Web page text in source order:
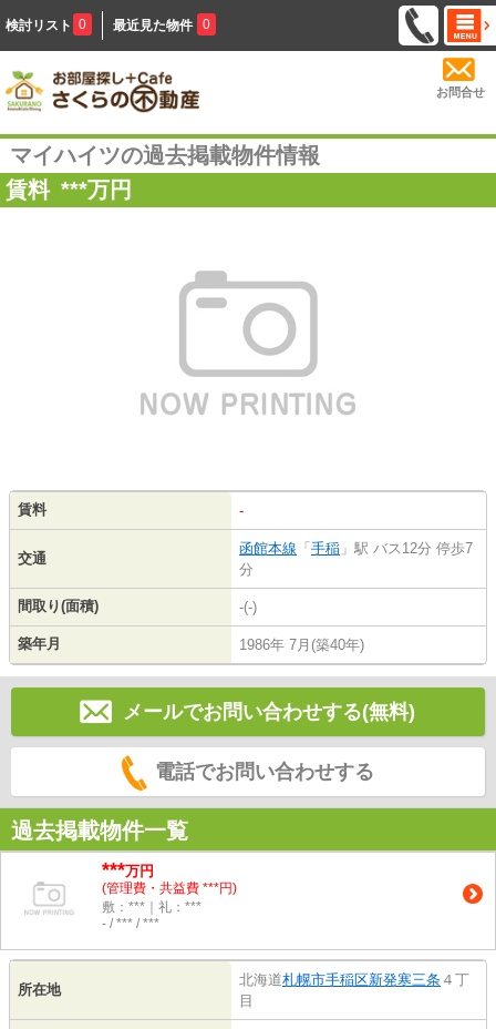
検討リスト 0 最近見た物件 0
お問合せ
マイハイツの過去掲載物件情報
賃料 ***万円
賃料 -
交通
函館本線 「 手稲 」駅 バス12分 停歩7
分
間取り(面積) -(-)
築年月 1986年 7月(築40年)
メールでお問い合わせする(無料)
電話でお問い合わせする
過去掲載物件一覧
***万円
(管理費・共益費 ***円)
敷：***｜礼：***
- / *** / ***
所在地
北海道札幌市手稲区新発寒三条 ４丁
目